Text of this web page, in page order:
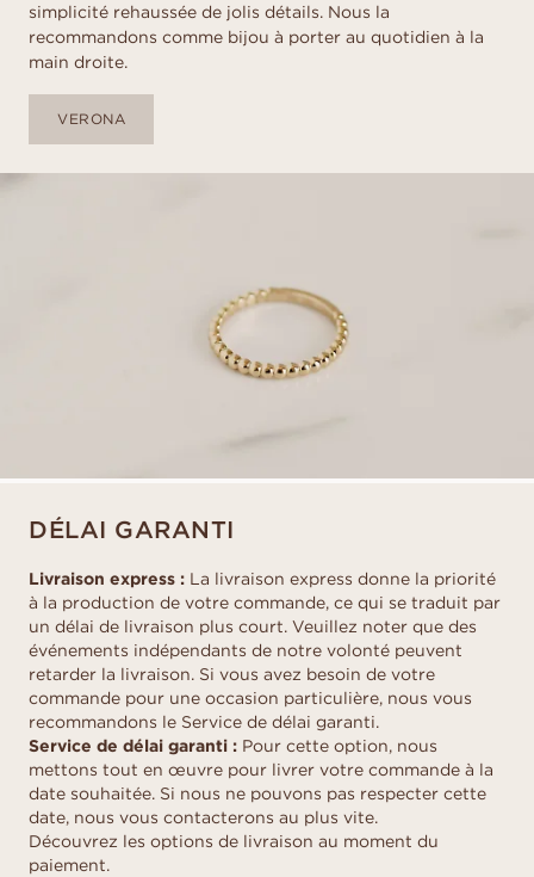
simplicité rehaussée de jolis détails. Nous la
recommandons comme bijou à porter au quotidien à la
main droite.
VERONA
DÉLAI GARANTI
Livraison express : La livraison express donne la priorité
à la production de votre commande, ce qui se traduit par
un délai de livraison plus court. Veuillez noter que des
événements indépendants de notre volonté peuvent
retarder la livraison. Si vous avez besoin de votre
commande pour une occasion particulière, nous vous
recommandons le Service de délai garanti.
Service de délai garanti : Pour cette option, nous
mettons tout en œuvre pour livrer votre commande à la
date souhaitée. Si nous ne pouvons pas respecter cette
date, nous vous contacterons au plus vite.
Découvrez les options de livraison au moment du
paiement.